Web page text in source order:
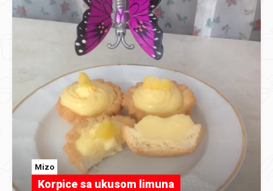
Mizo
Korpice sa ukusom limuna